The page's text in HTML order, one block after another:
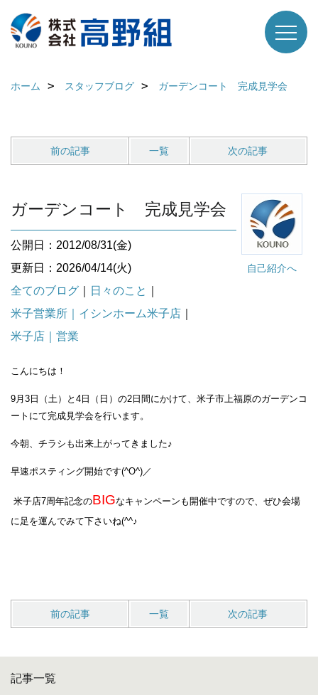
ホーム スタッフブログ ガーデンコート 完成見学会
前の記事 一覧 次の記事
自己紹介へ
ガーデンコート 完成見学会
公開日：2012/08/31(金)
更新日：2026/04/14(火)
全てのブログ
日々のこと
米子営業所｜イシンホーム米子店
米子店｜営業
こんにちは！
9月3日（土）と4日（日）の2日間にかけて、米子市上福原のガーデンコ
ートにて完成見学会を行います。
今朝、チラシも出来上がってきました♪
早速ポスティング開始です(^O^)／
米子店7周年記念のBIGなキャンペーンも開催中ですので、ぜひ会場
に足を運んでみて下さいね(^^♪
前の記事 一覧 次の記事
記事一覧